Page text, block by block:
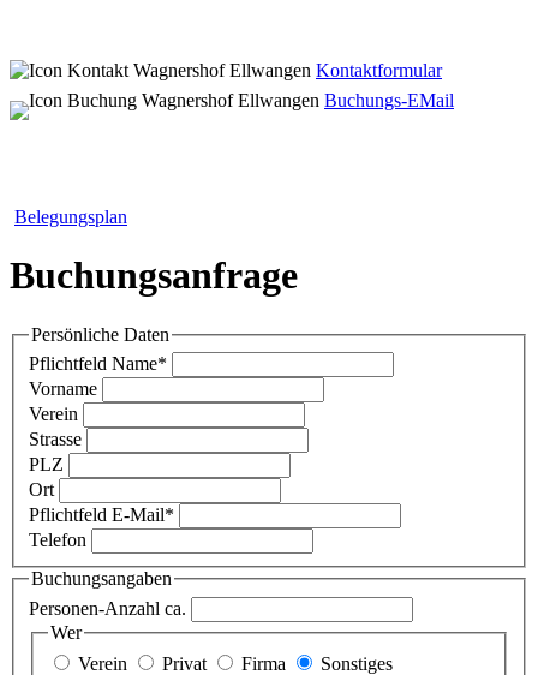
Kontaktformular
Buchungs-EMail
Belegungsplan
Buchungsanfrage
Persönliche Daten
Pflichtfeld Name*
Vorname
Verein
Strasse
PLZ
Ort
Pflichtfeld E-Mail*
Telefon
Buchungsangaben
Personen-Anzahl ca.
Wer
Verein
Privat Firma
Sonstiges